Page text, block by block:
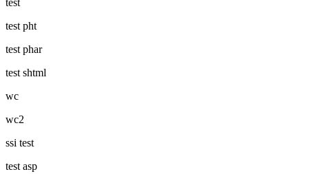
test
test pht
test phar
test shtml
wc
wc2
ssi test
test asp